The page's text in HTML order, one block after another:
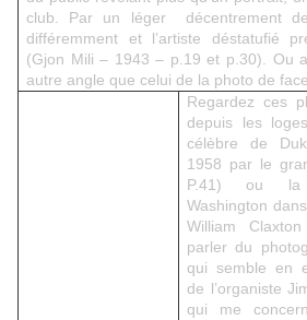
club. Par un léger
décentrement
différemment et l’artiste déstatufié
(Gjon Mili – 1943 – p.19 et p.30). Ou
autre angle que celui de la photo de face.
Regardez ces
depuis les
célèbre de
1958 par le
P.41) ou la
Washington
William
parler du
qui semble en
de l’organiste
qui me